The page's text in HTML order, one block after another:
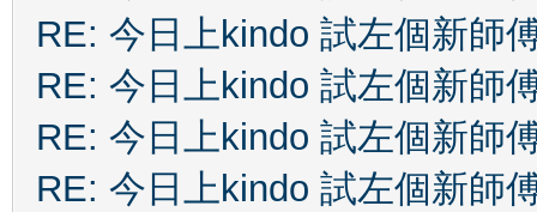
RE: 今日上kindo 試左個新師
RE: 今日上kindo 試左個新師
RE: 今日上kindo 試左個新師
RE: 今日上kindo 試左個新師